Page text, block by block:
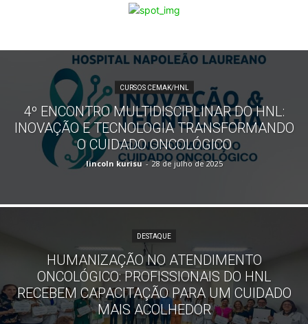
CURSOS CEMAK/HNL
4º ENCONTRO MULTIDISCIPLINAR DO HNL:
INOVAÇÃO E TECNOLOGIA TRANSFORMANDO
O CUIDADO ONCOLÓGICO
lincoln kurisu - 28 de julho de 2025
DESTAQUE
HUMANIZAÇÃO NO ATENDIMENTO
ONCOLÓGICO: PROFISSIONAIS DO HNL
RECEBEM CAPACITAÇÃO PARA UM CUIDADO
MAIS ACOLHEDOR